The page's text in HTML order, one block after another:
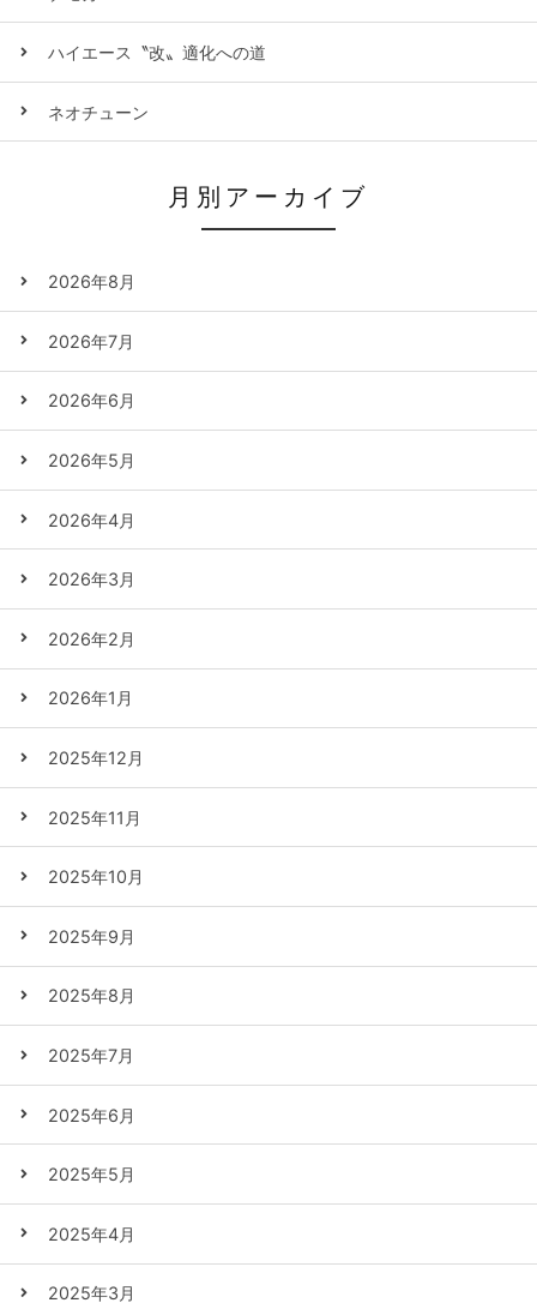
ハイエース〝改〟適化への道
ネオチューン
月別アーカイブ
2026年8月
2026年7月
2026年6月
2026年5月
2026年4月
2026年3月
2026年2月
2026年1月
2025年12月
2025年11月
2025年10月
2025年9月
2025年8月
2025年7月
2025年6月
2025年5月
2025年4月
2025年3月